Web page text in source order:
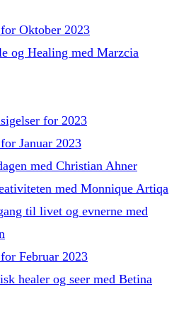
Oktober 2023
og Healing med Marzcia
for 2023
Januar 2023
med Christian Ahner
med Monnique Artiqa
til livet og evnerne med
Februar 2023
healer og seer med Betina